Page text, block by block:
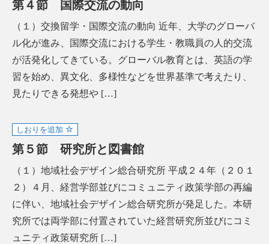
第４節 国際交流の動向
（１）交換留学・国際交流の動向 近年、大学のグローバ
ル化が進み、国際交流における学生・教職員の人的交流
が活発化してきている。グローバル教育とは、英語の学
習を始め、異文化、多様性などを世界基準で考えたり、
見たりできる発想や […]
しおりを追加
第５節 研究所と図書館
（１）地域社会デザイン総合研究所 平成２４年（２０１
２）４月、経営学部並びにコミュニティ政策学部の再編
に伴い、地域社会デザイン総合研究所が発足した。本研
究所では両学部に付置されていた経営研究所並びにコミ
ュニティ政策研究所 […]